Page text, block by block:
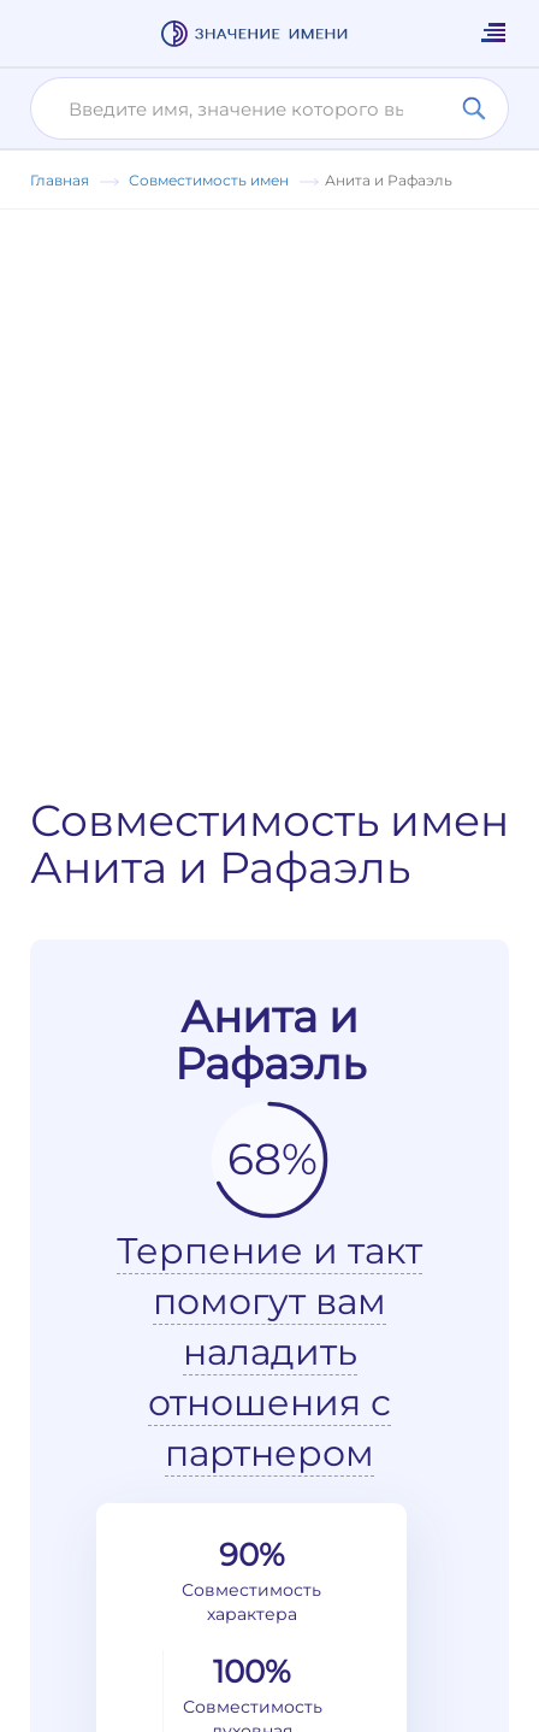
Главная Совместимость имен Анита и Рафаэль
Совместимость имен
Анита и Рафаэль
Анита и
Рафаэль
68%
Терпение и такт
помогут вам
наладить
отношения с
партнером
90%
Совместимость
характера
100%
Совместимость